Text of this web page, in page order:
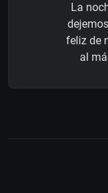
La
feliz de
al